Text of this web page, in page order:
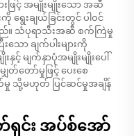
ဖြင့် အမျိုးမျိုးသော အဆီ
ေးချယ်ခြင်းတွင် ပါဝင်
သည်။ သံပုရာသီးအဆီ စက်ကြဲမှု
ော ချက်ပါးများကို
မျက်နှာပုံအမျိုးမျိုးပေါ်
တော်မှုဖြင့် ပေးစေ
သို့မဟုတ် ပြင်ဆင်မှုအချိန်
ရှင်း အပ်စ်အော်